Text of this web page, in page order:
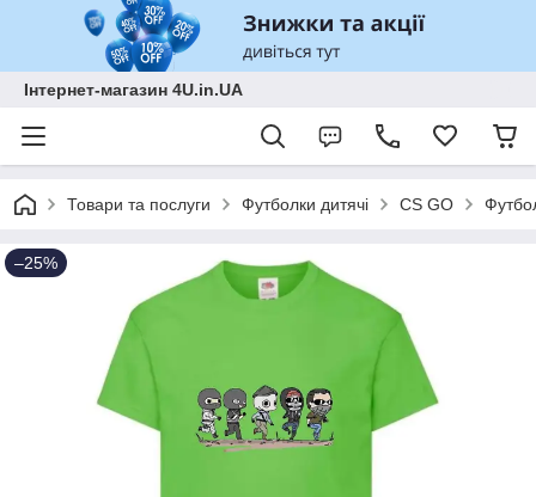
Інтернет-магазин 4U.in.UA
Товари та послуги Футболки дитячі CS GO
–25%